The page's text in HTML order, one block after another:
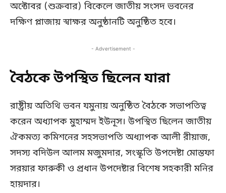
অক্টোবর (শুক্রবার) বিকেলে জাতীয় সংসদ ভবনের
দক্ষিণ প্লাজায় স্বাক্ষর অনুষ্ঠানটি অনুষ্ঠিত হবে।
- Advertisement -
বৈঠকে উপস্থিত ছিলেন যারা
রাষ্ট্রীয় অতিথি ভবন যমুনায় অনুষ্ঠিত বৈঠকে সভাপতিত্ব
করেন অধ্যাপক মুহাম্মদ ইউনূস। উপস্থিত ছিলেন জাতীয়
ঐকমত্য কমিশনের সহসভাপতি অধ্যাপক আলী রীয়াজ,
সদস্য বদিউল আলম মজুমদার, সংস্কৃতি উপদেষ্টা মোস্তফা
সরয়ার ফারুকী ও প্রধান উপদেষ্টার বিশেষ সহকারী মনির
হায়দার।